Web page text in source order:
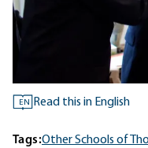
EN Read this in English
Tags:Other Schools of